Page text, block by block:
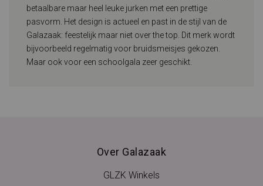
betaalbare maar heel leuke jurken met een prettige
pasvorm. Het design is actueel en past in de stijl van de
Galazaak: feestelijk maar niet over the top. Dit merk wordt
bijvoorbeeld regelmatig voor bruidsmeisjes gekozen.
Maar ook voor een schoolgala zeer geschikt.
Over Galazaak
GLZK Winkels